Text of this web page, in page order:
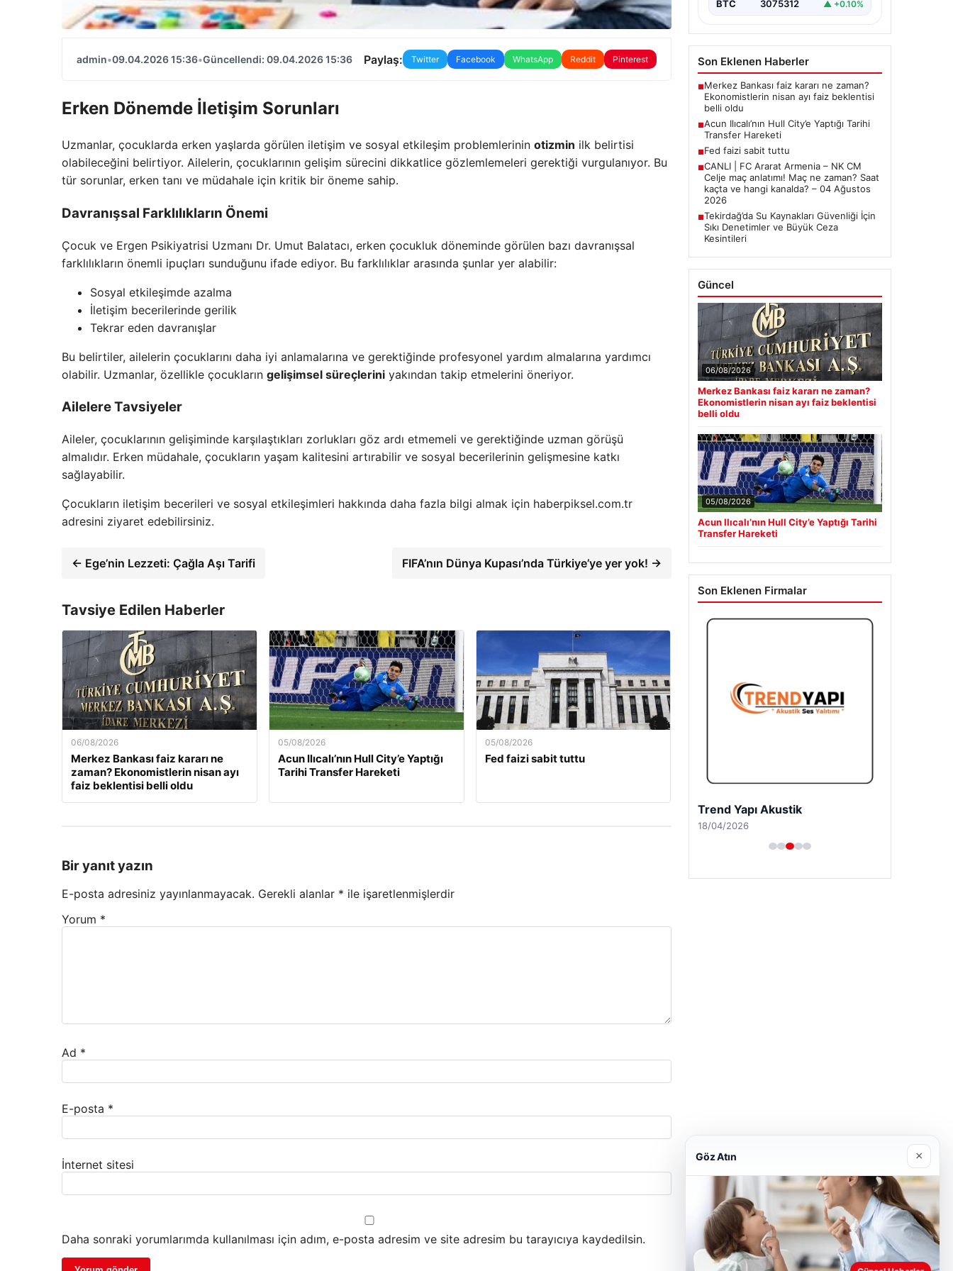
admin•09.04.2026 15:36•Güncellendi: 09.04.2026 15:36 Paylaş: Twitter Facebook WhatsApp Reddit Pinterest
Erken Dönemde İletişim Sorunları
Uzmanlar, çocuklarda erken yaşlarda görülen iletişim ve sosyal etkileşim problemlerinin otizmin ilk belirtisi
olabileceğini belirtiyor. Ailelerin, çocuklarının gelişim sürecini dikkatlice gözlemlemeleri gerektiği vurgulanıyor. Bu
tür sorunlar, erken tanı ve müdahale için kritik bir öneme sahip.
Davranışsal Farklılıkların Önemi
Çocuk ve Ergen Psikiyatrisi Uzmanı Dr. Umut Balatacı, erken çocukluk döneminde görülen bazı davranışsal
farklılıkların önemli ipuçları sunduğunu ifade ediyor. Bu farklılıklar arasında şunlar yer alabilir:
Sosyal etkileşimde azalma
İletişim becerilerinde gerilik
Tekrar eden davranışlar
Bu belirtiler, ailelerin çocuklarını daha iyi anlamalarına ve gerektiğinde profesyonel yardım almalarına yardımcı
olabilir. Uzmanlar, özellikle çocukların gelişimsel süreçlerini yakından takip etmelerini öneriyor.
Ailelere Tavsiyeler
Aileler, çocuklarının gelişiminde karşılaştıkları zorlukları göz ardı etmemeli ve gerektiğinde uzman görüşü
almalıdır. Erken müdahale, çocukların yaşam kalitesini artırabilir ve sosyal becerilerinin gelişmesine katkı
sağlayabilir.
Çocukların iletişim becerileri ve sosyal etkileşimleri hakkında daha fazla bilgi almak için haberpiksel.com.tr
adresini ziyaret edebilirsiniz.
← Ege’nin Lezzeti: Çağla Aşı Tarifi FIFA’nın Dünya Kupası’nda Türkiye’ye yer yok! →
Tavsiye Edilen Haberler
06/08/2026
Merkez Bankası faiz kararı ne
zaman? Ekonomistlerin nisan ayı
faiz beklentisi belli oldu
05/08/2026
Acun Ilıcalı’nın Hull City’e Yaptığı
Tarihi Transfer Hareketi
05/08/2026
Fed faizi sabit tuttu
Bir yanıt yazın
E-posta adresiniz yayınlanmayacak. Gerekli alanlar * ile işaretlenmişlerdir
Yorum *
Ad *
E-posta *
İnternet sitesi
Daha sonraki yorumlarımda kullanılması için adım, e-posta adresim ve site adresim bu tarayıcıya kaydedilsin.
BTC 3075312 ▲ +0.10%
Son Eklenen Haberler
■Merkez Bankası faiz kararı ne zaman?
Ekonomistlerin nisan ayı faiz beklentisi
belli oldu
■Acun Ilıcalı’nın Hull City’e Yaptığı Tarihi
Transfer Hareketi
■Fed faizi sabit tuttu
■CANLI | FC Ararat Armenia – NK CM
Celje maç anlatımı! Maç ne zaman? Saat
kaçta ve hangi kanalda? – 04 Ağustos
2026
■Tekirdağ’da Su Kaynakları Güvenliği İçin
Sıkı Denetimler ve Büyük Ceza
Kesintileri
Güncel
06/08/2026
Merkez Bankası faiz kararı ne zaman?
Ekonomistlerin nisan ayı faiz beklentisi
belli oldu
05/08/2026
Acun Ilıcalı’nın Hull City’e Yaptığı Tarihi
Transfer Hareketi
Son Eklenen Firmalar
Trend Yapı Akustik
18/04/2026
Göz Atın ×